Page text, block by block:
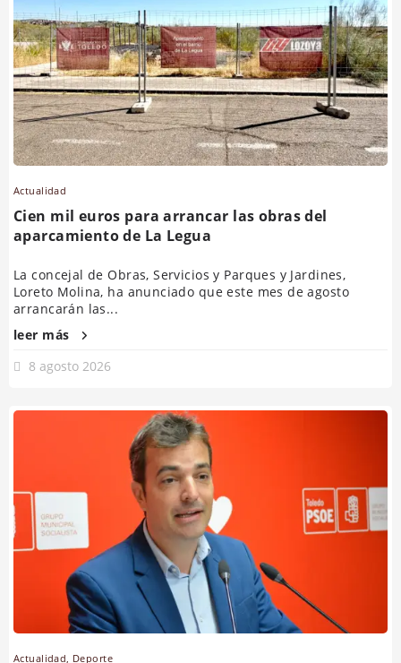
Actualidad
Cien mil euros para arrancar las obras del
aparcamiento de La Legua
La concejal de Obras, Servicios y Parques y Jardines,
Loreto Molina, ha anunciado que este mes de agosto
arrancarán las...
leer más
8 agosto 2026
Actualidad Deporte